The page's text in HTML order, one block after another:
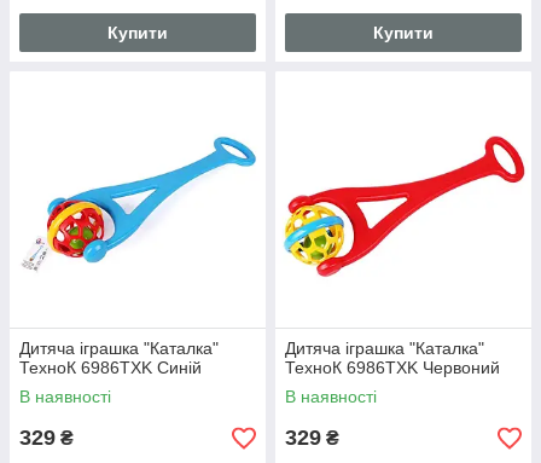
Купити Купити
Дитяча іграшка "Каталка"
ТехноК 6986TXK Синій
В наявності
329 ₴
Дитяча іграшка "Каталка"
ТехноК 6986TXK Червоний
В наявності
329 ₴